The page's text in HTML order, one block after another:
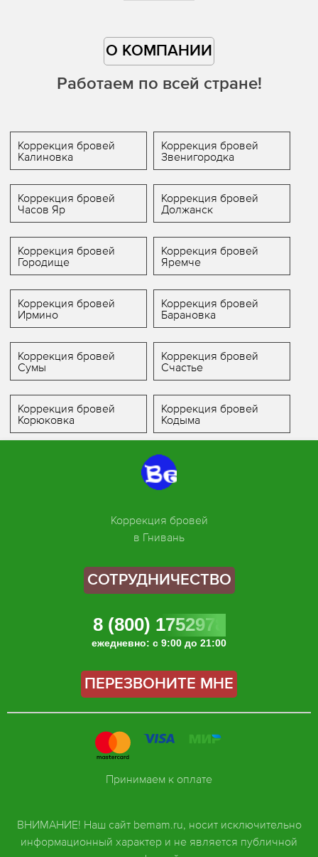
О КОМПАНИИ
Работаем по всей стране!
Коррекция бровей
Калиновка
Коррекция бровей
Звенигородка
Коррекция бровей
Часов Яр
Коррекция бровей
Должанск
Коррекция бровей
Городище
Коррекция бровей
Яремче
Коррекция бровей
Ирмино
Коррекция бровей
Барановка
Коррекция бровей
Сумы
Коррекция бровей
Счастье
Коррекция бровей
Корюковка
Коррекция бровей
Кодыма
Коррекция бровей
в Гнивань
СОТРУДНИЧЕСТВО
8 (800) 1752978
ежедневно: с 9:00 до 21:00
ПЕРЕЗВОНИТЕ МНЕ
ВНИМАНИЕ! Наш сайт bemam.ru, носит исключительно
информационный характер и не является публичной
Принимаем к оплате